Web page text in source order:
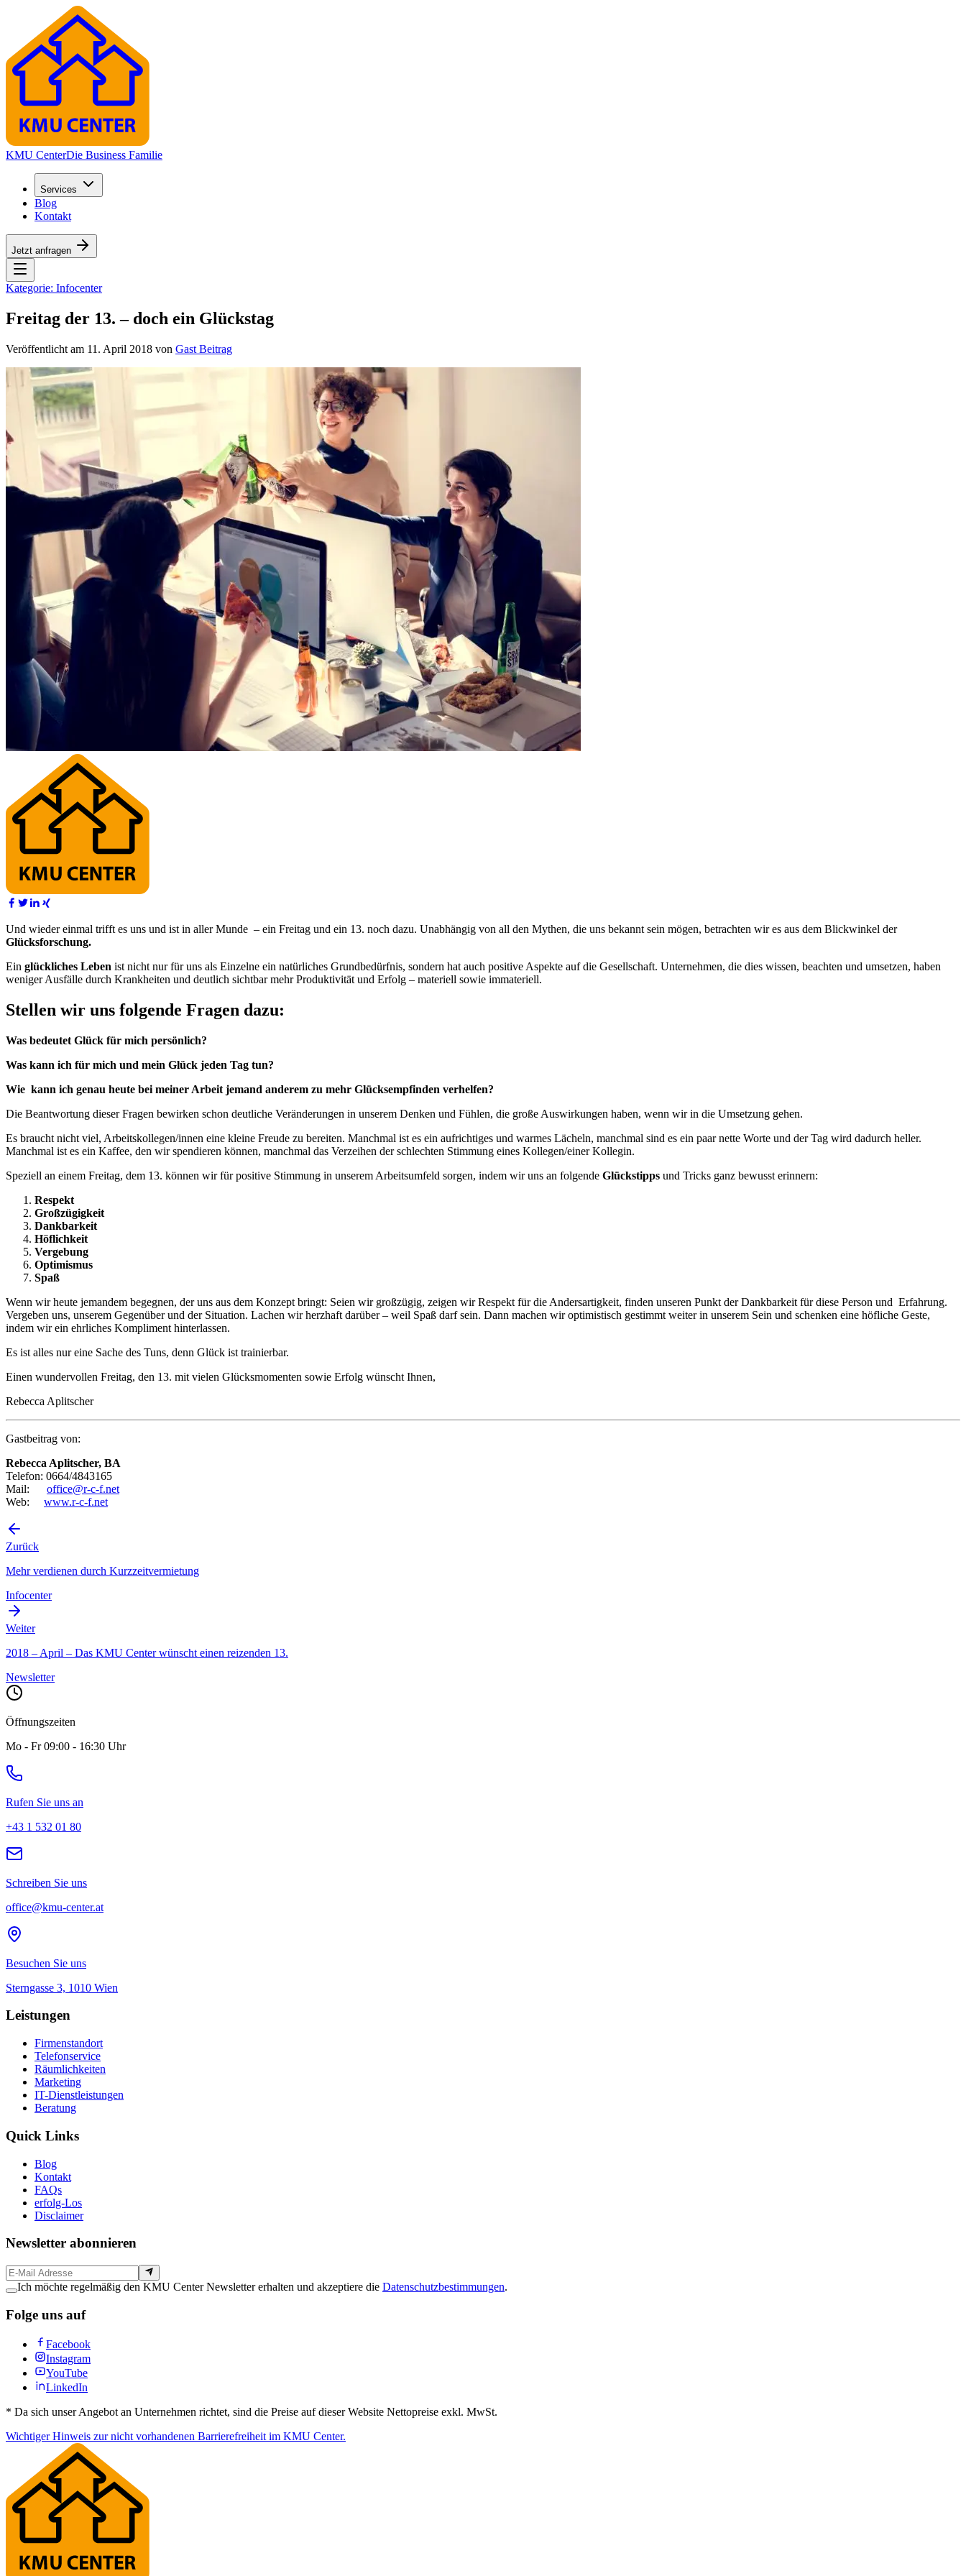
KMU CenterDie Business Familie
Services
Blog
Kontakt
Jetzt anfragen
Kategorie: Infocenter
Freitag der 13. – doch ein Glückstag
Veröffentlicht am 11. April 2018 von Gast Beitrag
Und wieder einmal trifft es uns und ist in aller Munde – ein Freitag und ein 13. noch dazu. Unabhängig von all den Mythen, die uns bekannt sein mögen, betrachten wir es aus dem Blickwinkel der
Glücksforschung.
Ein glückliches Leben ist nicht nur für uns als Einzelne ein natürliches Grundbedürfnis, sondern hat auch positive Aspekte auf die Gesellschaft. Unternehmen, die dies wissen, beachten und umsetzen, haben
weniger Ausfälle durch Krankheiten und deutlich sichtbar mehr Produktivität und Erfolg – materiell sowie immateriell.
Stellen wir uns folgende Fragen dazu:
Was bedeutet Glück für mich persönlich?
Was kann ich für mich und mein Glück jeden Tag tun?
Wie kann ich genau heute bei meiner Arbeit jemand anderem zu mehr Glücksempfinden verhelfen?
Die Beantwortung dieser Fragen bewirken schon deutliche Veränderungen in unserem Denken und Fühlen, die große Auswirkungen haben, wenn wir in die Umsetzung gehen.
Es braucht nicht viel, Arbeitskollegen/innen eine kleine Freude zu bereiten. Manchmal ist es ein aufrichtiges und warmes Lächeln, manchmal sind es ein paar nette Worte und der Tag wird dadurch heller.
Manchmal ist es ein Kaffee, den wir spendieren können, manchmal das Verzeihen der schlechten Stimmung eines Kollegen/einer Kollegin.
Speziell an einem Freitag, dem 13. können wir für positive Stimmung in unserem Arbeitsumfeld sorgen, indem wir uns an folgende Glückstipps und Tricks ganz bewusst erinnern:
Respekt
Großzügigkeit
Dankbarkeit
Höflichkeit
Vergebung
Optimismus
Spaß
Wenn wir heute jemandem begegnen, der uns aus dem Konzept bringt: Seien wir großzügig, zeigen wir Respekt für die Andersartigkeit, finden unseren Punkt der Dankbarkeit für diese Person und Erfahrung.
Vergeben uns, unserem Gegenüber und der Situation. Lachen wir herzhaft darüber – weil Spaß darf sein. Dann machen wir optimistisch gestimmt weiter in unserem Sein und schenken eine höfliche Geste,
indem wir ein ehrliches Kompliment hinterlassen.
Es ist alles nur eine Sache des Tuns, denn Glück ist trainierbar.
Einen wundervollen Freitag, den 13. mit vielen Glücksmomenten sowie Erfolg wünscht Ihnen,
Rebecca Aplitscher
Gastbeitrag von:
Rebecca Aplitscher, BA
Telefon: 0664/4843165
Mail: office@r-c-f.net
Web: www.r-c-f.net
Zurück
Mehr verdienen durch Kurzzeitvermietung
Infocenter
Weiter
2018 – April – Das KMU Center wünscht einen reizenden 13.
Newsletter
Öffnungszeiten
Mo - Fr 09:00 - 16:30 Uhr
Rufen Sie uns an
+43 1 532 01 80
Schreiben Sie uns
office@kmu-center.at
Besuchen Sie uns
Sterngasse 3, 1010 Wien
Leistungen
Firmenstandort
Telefonservice
Räumlichkeiten
Marketing
IT-Dienstleistungen
Beratung
Quick Links
Blog
Kontakt
FAQs
erfolg-Los
Disclaimer
Newsletter abonnieren
Ich möchte regelmäßig den KMU Center Newsletter erhalten und akzeptiere die Datenschutzbestimmungen.
Folge uns auf
Facebook
Instagram
YouTube
LinkedIn
* Da sich unser Angebot an Unternehmen richtet, sind die Preise auf dieser Website Nettopreise exkl. MwSt.
Wichtiger Hinweis zur nicht vorhandenen Barrierefreiheit im KMU Center.